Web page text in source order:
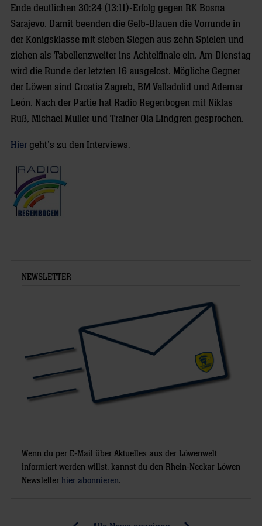
Ende deutlichen 30:24 (13:11)-Erfolg gegen RK Bosna
Sarajevo. Damit beenden die Gelb-Blauen die Vorrunde in
der Königsklasse mit sieben Siegen aus zehn Spielen und
ziehen als Tabellenzweiter ins Achtelfinale ein. Am Dienstag
wird die Runde der letzten 16 ausgelost. Mögliche Gegner
der Löwen sind Croatia Zagreb, BM Valladolid und Ademar
León. Nach der Partie hat Radio Regenbogen mit Niklas
Ruß, Michael Müller und Trainer Ola Lindgren gesprochen.
Hier geht’s zu den Interviews.
NEWSLETTER
Wenn du per E-Mail über Aktuelles aus der Löwenwelt
informiert werden willst, kannst du den Rhein-Neckar Löwen
Newsletter hier abonnieren.